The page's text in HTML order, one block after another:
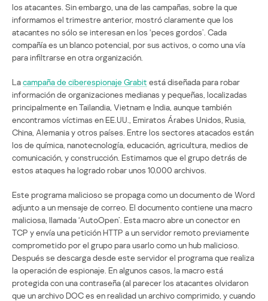
los atacantes. Sin embargo, una de las campañas, sobre la que
informamos el trimestre anterior, mostró claramente que los
atacantes no sólo se interesan en los ‘peces gordos’. Cada
compañía es un blanco potencial, por sus activos, o como una vía
para infiltrarse en otra organización.
Lacampaña de ciberespionaje Grabit está diseñada para robar
información de organizaciones medianas y pequeñas, localizadas
principalmente en Tailandia, Vietnam e India, aunque también
encontramos víctimas en EE.UU., Emiratos Árabes Unidos, Rusia,
China, Alemania y otros países. Entre los sectores atacados están
los de química, nanotecnología, educación, agricultura, medios de
comunicación, y construcción. Estimamos que el grupo detrás de
estos ataques ha logrado robar unos 10.000 archivos.
Este programa malicioso se propaga como un documento de Word
adjunto a un mensaje de correo. El documento contiene una macro
maliciosa, llamada ‘AutoOpen’. Esta macro abre un conector en
TCP y envía una petición HTTP a un servidor remoto previamente
comprometido por el grupo para usarlo como un hub malicioso.
Después se descarga desde este servidor el programa que realiza
la operación de espionaje. En algunos casos, la macro está
protegida con una contraseña (al parecer los atacantes olvidaron
que un archivo DOC es en realidad un archivo comprimido, y cuando